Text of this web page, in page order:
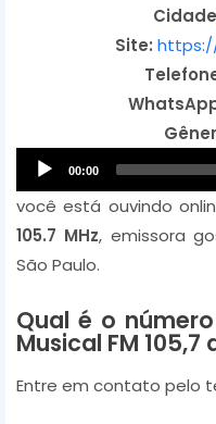
Site:
00:00
você está ouvindo
105.7 MHz, emissora
São Paulo.
Qual é o
Musical FM 105,7
Entre em contato pelo